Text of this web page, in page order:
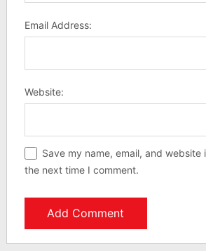
Email Address:
Website:
Save my name, email, and website
the next time I comment.